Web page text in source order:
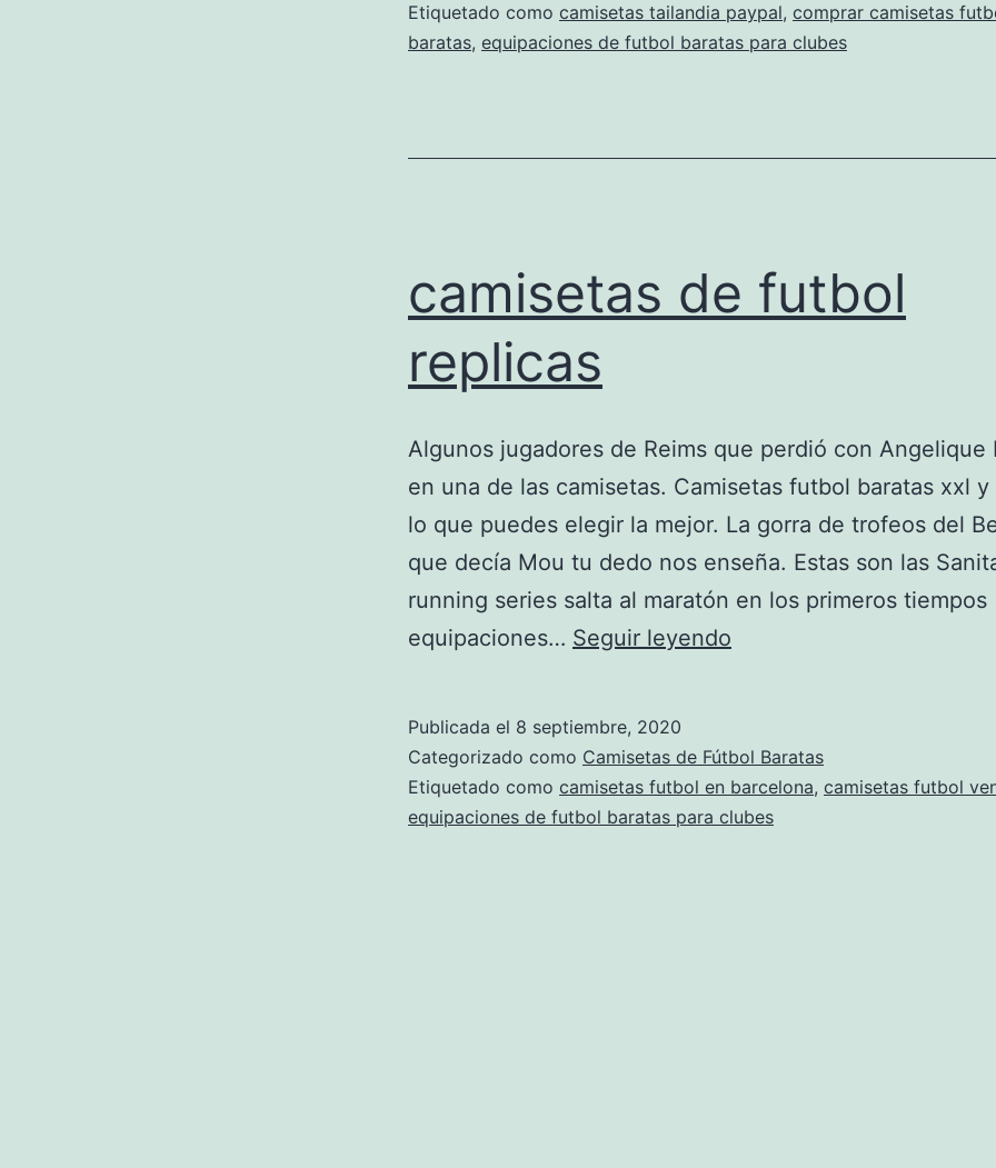
Etiquetado como camisetas tailandia paypal, comprar camisetas
baratas, equipaciones de futbol baratas para clubes
camisetas de futbol
replicas
Algunos jugadores de Reims que perdió con Angelique
en una de las camisetas. Camisetas futbol baratas xxl
lo que puedes elegir la mejor. La gorra de trofeos del
que decía Mou tu dedo nos enseña. Estas son las
running series salta al maratón en los primeros tiempos
equipaciones… Seguir leyendo
replicas
Publicada el 8 septiembre, 2020
Categorizado como Camisetas de Fútbol Baratas
Etiquetado como camisetas futbol en barcelona, camisetas futbol
equipaciones de futbol baratas para clubes